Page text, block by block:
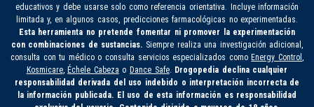
educativos y debe usarse solo como referencia orientativa. Incluye información
limitada y, en algunos casos, predicciones farmacológicas no experimentadas.
Esta herramienta no pretende fomentar ni promover la experimentación
con combinaciones de sustancias. Siempre realiza una investigación adicional,
consulta con tu médico o consulta servicios especializados como Energy Control,
Kosmicare, Échele Cabeza o Dance Safe. Drogopedia declina cualquier
responsabilidad derivada del uso indebido o interpretación incorrecta de
la información publicada. El uso de esta información es responsabilidad